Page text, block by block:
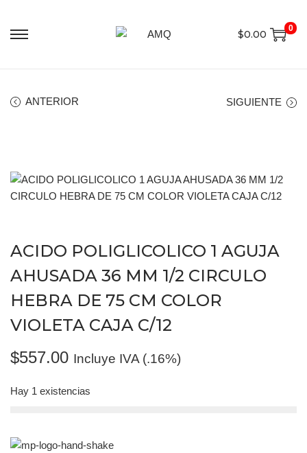
$0.00
0
ANTERIOR SIGUIENTE
ACIDO POLIGLICOLICO 1 AGUJA
AHUSADA 36 MM 1/2 CIRCULO
HEBRA DE 75 CM COLOR
VIOLETA CAJA C/12
$557.00 Incluye IVA (.16%)
Hay 1 existencias